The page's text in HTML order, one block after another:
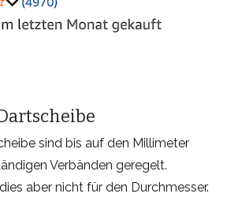
sind bis auf den Millimeter
Verbänden geregelt.
aber nicht für den Durchmesser.